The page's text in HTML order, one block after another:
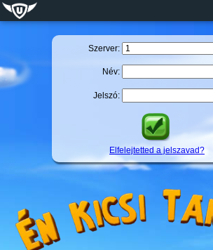
Szerver:
Név:
Jelszó:
Elfelejtetted a jelszavad?